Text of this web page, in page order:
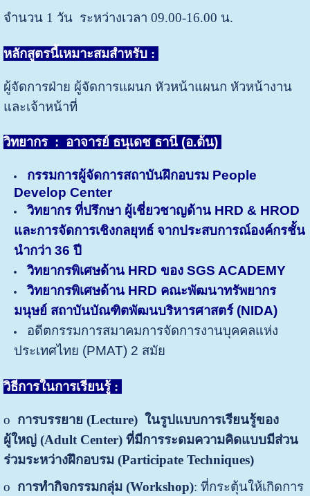
จำนวน 1 วัน ระหว่างเวลา 09.00-16.00 น.
หลักสูตรนี้เหมาะสมสำหรับ :
ผู้จัดการฝ่าย ผู้จัดการแผนก หัวหน้าแผนก หัวหน้างาน
และเจ้าหน้าที่
วิทยากร : อาจารย์ ธนุเดช ธานี (อ.ต้น)
กรรมการผู้จัดการสถาบันฝึกอบรม People
Develop Center
วิทยากร ที่ปรึกษา ผู้เชี่ยวชาญด้าน HRD & HROD
และการจัดการเชิงกลยุทธ์ จากประสบการณ์องค์กรชั้น
นำกว่า 36 ปี
วิทยากรพิเศษด้าน HRD ของ SGS ACADEMY
วิทยากรพิเศษด้าน HRD คณะพัฒนาทรัพยากร
มนุษย์ สถาบันบัณฑิตพัฒนบริหารศาสตร์ (NIDA)
อดีตกรรมการสมาคมการจัดการงานบุคคลแห่ง
ประเทศไทย (PMAT) 2 สมัย
วิธีการในการเรียนรู้ :
o การบรรยาย (Lecture) ในรูปแบบการเรียนรู้ของ
ผู้ใหญ่ (Adult Center) ที่มีการระดมความคิดแบบมีส่วน
ร่วมระหว่างฝึกอบรม (Participate Techniques)
o การทำกิจกรรมกลุ่ม(Workshop): ที่กระตุ้นให้เกิดการ